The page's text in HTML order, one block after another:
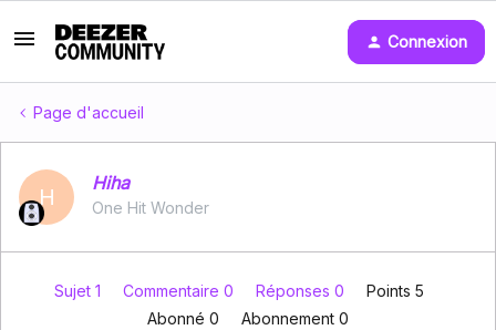
Connexion
Page d'accueil
H
Hiha
One Hit Wonder
Sujet 1 Commentaire 0 Réponses 0
Points 5
Abonné 0 Abonnement 0